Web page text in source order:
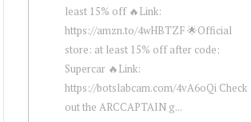
least 15% off 🔥Link:
https://amzn.to/4wHBTZF 🌟Official
store: at least 15% off after code:
Supercar 🔥Link:
https://botslabcam.com/4vA6oQi Check
out the ARCCAPTAIN g...